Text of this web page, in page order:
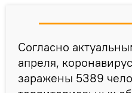
Согласно
апреля,
заражены 5389